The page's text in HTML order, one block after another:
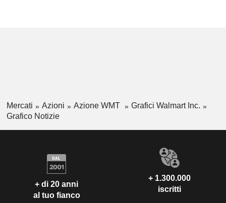
Mercati Azioni Azione WMT
Grafici Walmart Inc.
Grafico Notizie
+ di 20 anni
al tuo fianco
+ 1.300.000
iscritti